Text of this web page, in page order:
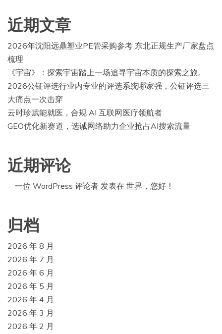
近期文章
2026年沈阳远鼎塑业PE管采购参考 东北正规生产厂家盘点
梳理
《宇宙》：探索宇宙踏上一场追寻宇宙本质的探索之旅。
2026公钲评选行业内专业的评选系统哪家强，公钲评选三
大痛点一次击穿
云时珍赋能就医，合规 AI 互联网医疗领航者
GEO优化新赛道，选诚网络助力企业抢占AI搜索流量
近期评论
一位 WordPress 评论者 发表在 世界，您好！
归档
2026 年 8 月
2026 年 7 月
2026 年 6 月
2026 年 5 月
2026 年 4 月
2026 年 3 月
2026 年 2 月